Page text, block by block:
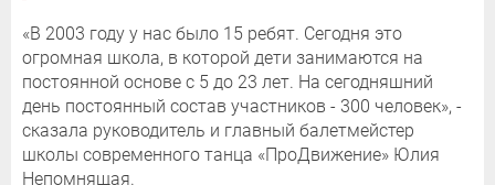
«В 2003 году у нас было 15 ребят. Сегодня это
огромная школа, в которой дети занимаются на
постоянной основе с 5 до 23 лет. На сегодняшний
день постоянный состав участников - 300 человек», -
сказала руководитель и главный балетмейстер
школы современного танца «ПроДвижение» Юлия
Непомнящая.